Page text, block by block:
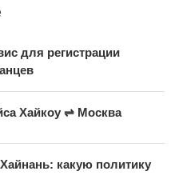
для регистрации
Хайкоу ⇌ Москва
какую политику